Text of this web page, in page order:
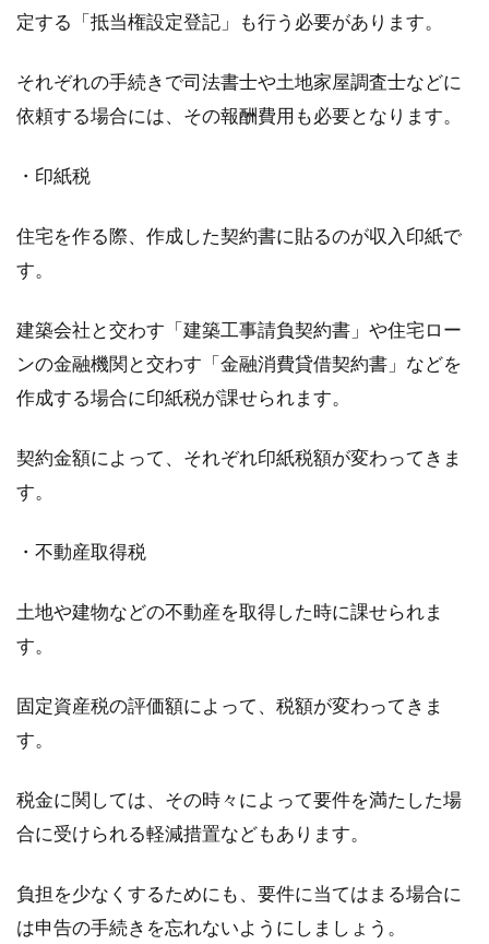
定する「抵当権設定登記」も行う必要があります。
それぞれの手続きで司法書士や土地家屋調査士などに
依頼する場合には、その報酬費用も必要となります。
・印紙税
住宅を作る際、作成した契約書に貼るのが収入印紙で
す。
建築会社と交わす「建築工事請負契約書」や住宅ロー
ンの金融機関と交わす「金融消費貸借契約書」などを
作成する場合に印紙税が課せられます。
契約金額によって、それぞれ印紙税額が変わってきま
す。
・不動産取得税
土地や建物などの不動産を取得した時に課せられま
す。
固定資産税の評価額によって、税額が変わってきま
す。
税金に関しては、その時々によって要件を満たした場
合に受けられる軽減措置などもあります。
負担を少なくするためにも、要件に当てはまる場合に
は申告の手続きを忘れないようにしましょう。